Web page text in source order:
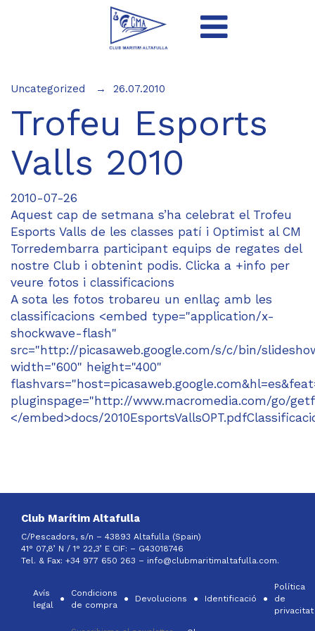
Uncategorized 26.07.2010
Trofeu Esports
Valls 2010
2010-07-26
Aquest cap de setmana s’ha celebrat el Trofeu
Esports Valls de les classes patí i Optimist al CM
Torredembarra participant equips de regates del
nostre Club i obtenint podis. Clicka a +info per
veure fotos i classificacions
A sota les fotos trobareu un enllaç amb les
classificacions <embed type="application/x-
shockwave-flash"
src="http://picasaweb.google.com/s/c/bin/
width="600" height="400"
pluginspage="http://www.macromedia.com/go/
</embed>docs/
Club Marítim Altafulla
C/Pescadors, s/n – 43893 Altafulla (Spain)
41° 07,8’ N / 1° 22,3’ E CIF: – G43018746
Tel. & Fax: +34 977 650 263 – info@clubmaritimaltafulla.com.
Avís
legal
Condicions
de compra
Devolucions Identificació
Política
de
privacitat